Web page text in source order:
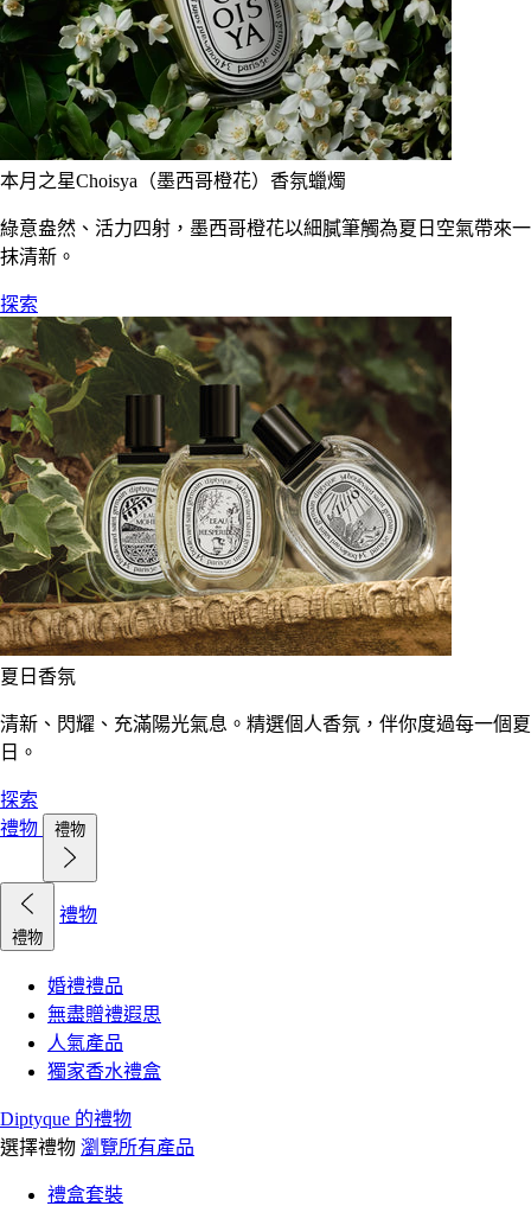
本月之星Choisya（墨西哥橙花）香氛蠟燭
綠意盎然、活力四射，墨西哥橙花以細膩筆觸為夏日空氣帶來一
抹清新。
探索
夏日香氛
清新、閃耀、充滿陽光氣息。精選個人香氛，伴你度過每一個夏
日。
探索
禮物
禮物
禮物
禮物
婚禮禮品
無盡贈禮遐思
人氣產品
獨家香水禮盒
Diptyque 的禮物
選擇禮物 瀏覽所有產品
禮盒套裝